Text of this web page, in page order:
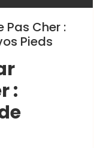
Cher :
Pieds
: